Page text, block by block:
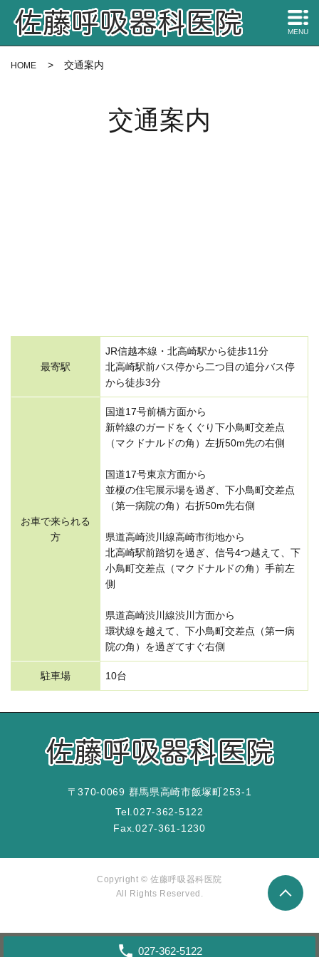
MENU
HOME 交通案内
交通案内
最寄駅
JR信越本線・北高崎駅から徒歩11分
北高崎駅前バス停から二つ目の追分バス停
から徒歩3分
お車で来られる
方
国道17号前橋方面から
新幹線のガードをくぐり下小鳥町交差点
（マクドナルドの角）左折50m先の右側
国道17号東京方面から
並榎の住宅展示場を過ぎ、下小鳥町交差点
（第一病院の角）右折50m先右側
県道高崎渋川線高崎市街地から
北高崎駅前踏切を過ぎ、信号4つ越えて、下
小鳥町交差点（マクドナルドの角）手前左
側
県道高崎渋川線渋川方面から
環状線を越えて、下小鳥町交差点（第一病
院の角）を過ぎてすぐ右側
駐車場 10台
〒370-0069 群馬県高崎市飯塚町253-1
Tel.027-362-5122
Fax.027-361-1230
Copyright © 佐藤呼吸器科医院
All Rights Reserved.